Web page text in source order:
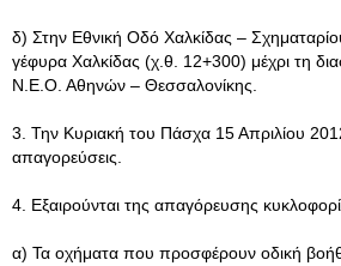
δ) Στην Εθνική Οδό Χαλκίδας –
γέφυρα Χαλκίδας (χ.θ. 12+300) μέχρι τη
Ν.Ε.Ο. Αθηνών – Θεσσαλονίκης.
3. Την Κυριακή του Πάσχα 15 Απριλίου
απαγορεύσεις.
4. Εξαιρούνται της απαγόρευσης
α) Τα οχήματα που προσφέρουν οδική